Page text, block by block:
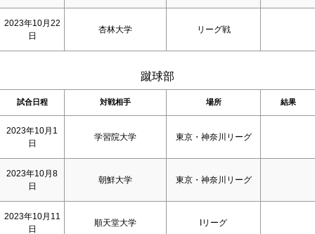
2023年10月22
日
杏林大学 リーグ戦
蹴球部
試合日程 対戦相手 場所 結果
2023年10月1
日
学習院大学 東京・神奈川リーグ
2023年10月8
日
朝鮮大学 東京・神奈川リーグ
2023年10月11
日
順天堂大学 Iリーグ